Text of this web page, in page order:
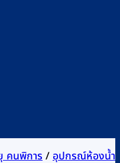
คนพิการ/อุปกรณ์ห้องน้ำ